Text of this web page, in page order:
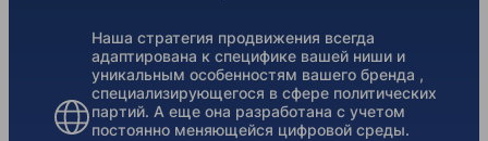
Наша стратегия продвижения всегда
адаптирована к специфике вашей ниши и
уникальным особенностям вашего бренда ,
специализирующегося в сфере политических
партий. А еще она разработана с учетом
постоянно меняющейся цифровой среды.